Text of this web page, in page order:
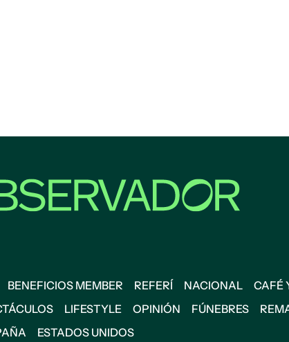
BENEFICIOS MEMBER REFERÍ NACIONAL CAFÉ
LIFESTYLE OPINIÓN FÚNEBRES
ESTADOS UNIDOS